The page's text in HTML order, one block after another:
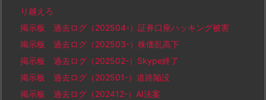
り越えろ
掲示板 過去ログ（202504-）証券口座ハッキング被害
掲示板 過去ログ（202503-）株価乱高下
掲示板 過去ログ（202502-）Skype終了
掲示板 過去ログ（202501-）道路陥没
掲示板 過去ログ（202412-）AI法案